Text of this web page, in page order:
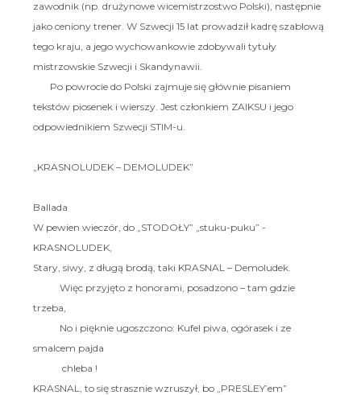
zawodnik (np. drużynowe wicemistrzostwo Polski), następnie
jako ceniony trener. W Szwecji 15 lat prowadził kadrę szablową
tego kraju, a jego wychowankowie zdobywali tytuły
mistrzowskie Szwecji i Skandynawii.
Po powrocie do Polski zajmuje się głównie pisaniem
tekstów piosenek i wierszy. Jest członkiem ZAIKSU i jego
odpowiednikiem Szwecji STIM-u.
„KRASNOLUDEK – DEMOLUDEK”
Ballada
W pewien wieczór, do „STODOŁY” „stuku-puku” -
KRASNOLUDEK,
Stary, siwy, z długą brodą, taki KRASNAL – Demoludek.
Więc przyjęto z honorami, posadzono – tam gdzie
trzeba,
No i pięknie ugoszczono: Kufel piwa, ogórasek i ze
smalcem pajda
chleba !
KRASNAL, to się strasznie wzruszył, bo „PRESLEY’em”